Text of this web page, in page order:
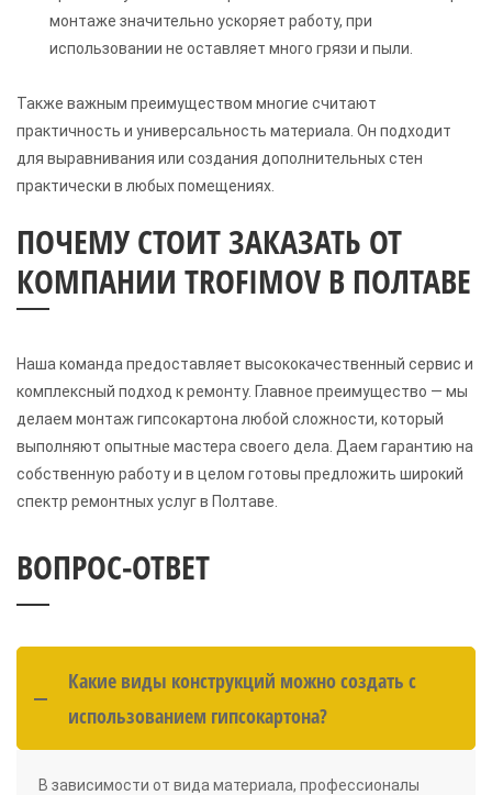
монтаже значительно ускоряет работу, при
использовании не оставляет много грязи и пыли.
Также важным преимуществом многие считают
практичность и универсальность материала. Он подходит
для выравнивания или создания дополнительных стен
практически в любых помещениях.
ПОЧЕМУ СТОИТ ЗАКАЗАТЬ ОТ
КОМПАНИИ TROFIMOV В ПОЛТАВЕ
Наша команда предоставляет высококачественный сервис и
комплексный подход к ремонту. Главное преимущество — мы
делаем монтаж гипсокартона любой сложности, который
выполняют опытные мастера своего дела. Даем гарантию на
собственную работу и в целом готовы предложить широкий
спектр ремонтных услуг в Полтаве.
ВОПРОС-ОТВЕТ
Какие виды конструкций можно создать с
использованием гипсокартона?
В зависимости от вида материала, профессионалы